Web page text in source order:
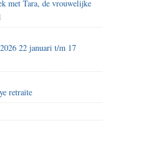
met Tara, de vrouwelijke
22 januari t/m 17
retraite